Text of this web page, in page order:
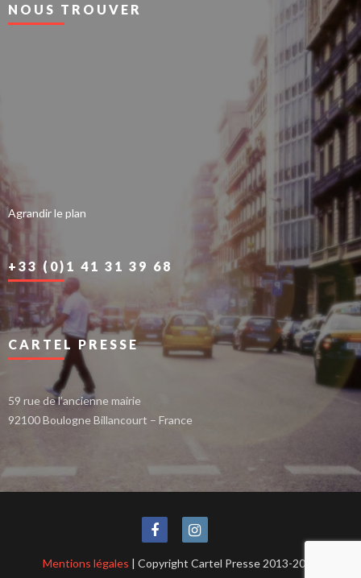
NOUS TROUVER
Agrandir le plan
+33 (0)1 41 31 39 68
CARTEL PRESSE
59 rue de l’ancienne mairie
92100 Boulogne Billancourt – France
Mentions légales | Copyright Cartel Presse 2013-2021